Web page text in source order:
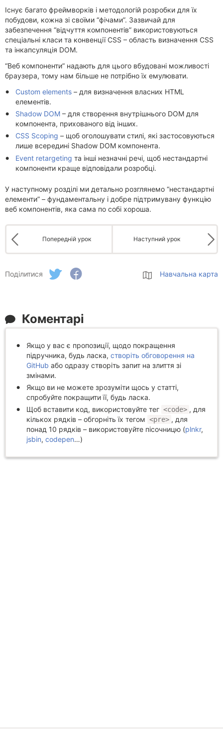
Існує багато фреймворків і методологій розробки для їх
побудови, кожна зі своїми “фічами”. Зазвичай для
забезпечення “відчуття компонентів” використовуються
спеціальні класи та конвенції CSS – область визначення CSS
та інкапсуляція DOM.
“Веб компоненти” надають для цього вбудовані можливості
браузера, тому нам більше не потрібно їх емулювати.
Custom elements – для визначення власних HTML
елементів.
Shadow DOM – для створення внутрішнього DOM для
компонента, прихованого від інших.
CSS Scoping – щоб оголошувати стилі, які застосовуються
лише всередині Shadow DOM компонента.
Event retargeting та інші незначні речі, щоб нестандартні
компоненти краще відповідали розробці.
У наступному розділі ми детально розглянемо “нестандартні
елементи” – фундаментальну і добре підтримувану функцію
веб компонентів, яка сама по собі хороша.
Попередній урок Наступний урок
Поділитися Навчальна карта
Коментарі
Якщо у вас є пропозиції, щодо покращення
підручника, будь ласка, створіть обговорення на
GitHub або одразу створіть запит на злиття зі
змінами.
Якщо ви не можете зрозуміти щось у статті,
спробуйте покращити її, будь ласка.
Щоб вставити код, використовуйте тег <code> , для
кількох рядків – обгорніть їх тегом <pre> , для
понад 10 рядків – використовуйте пісочницю (plnkr,
jsbin, codepen…)